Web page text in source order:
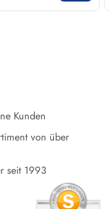
Kunden
von über
seit 1993